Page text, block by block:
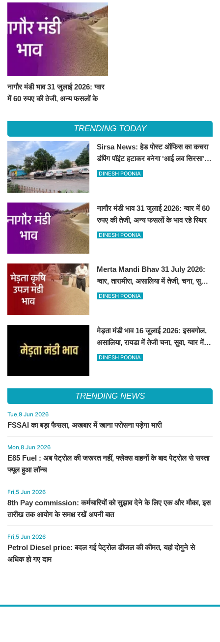
नागौर मंडी भाव 31 जुलाई 2026: ग्वार
में 60 रुपए की तेजी, अन्य फसलों के
TRENDING TODAY
Sirsa News: हेड पोस्ट ऑफिस का कचरा
डंपिंग पॉइंट हटाकर बनेगा 'आई लव सिरसा'
सेल्फी पॉइंट
DINESH POONIA
नागौर मंडी भाव 31 जुलाई 2026: ग्वार में 60
रुपए की तेजी, अन्य फसलों के भाव रहे स्थिर
DINESH POONIA
Merta Mandi Bhav 31 July 2026:
ग्वार, तारामीरा, असालिया में तेजी, चना, सुवा,
रायड़ा मंदे बिके
DINESH POONIA
मेड़ता मंडी भाव 16 जुलाई 2026: इसबगोल,
असालिया, रायडा में तेजी चना, सुवा, ग्वार में
आई गिरावट
DINESH POONIA
TRENDING NEWS
Tue,9 Jun 2026
FSSAI का बड़ा फैसला, अखबार में खाना परोसना पड़ेगा भारी
Mon,8 Jun 2026
E85 Fuel : अब पेट्रोल की जरूरत नहीं, फ्लेक्स वाहनों के बाद पेट्रोल से सस्ता
फ्यूल हुआ लॉन्च
Fri,5 Jun 2026
8th Pay commission: कर्मचारियों को सुझाव देने के लिए एक और मौका, इस
तारीख तक आयोग के समक्ष रखें अपनी बात
Fri,5 Jun 2026
Petrol Diesel price: बदल गई पेट्रोल डीजल की कीमत, यहां दोगुने से
अधिक हो गए दाम